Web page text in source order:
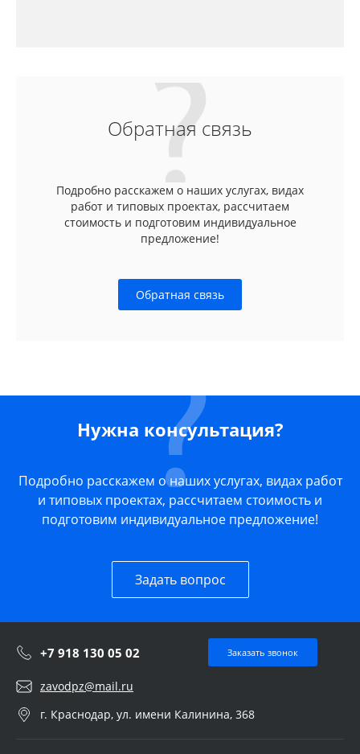
Обратная связь
Подробно расскажем о наших услугах, видах
работ и типовых проектах, рассчитаем
стоимость и подготовим индивидуальное
предложение!
Обратная связь
Нужна консультация?
Подробно расскажем о наших услугах, видах работ
и типовых проектах, рассчитаем стоимость и
подготовим индивидуальное предложение!
Задать вопрос
+7 918 130 05 02 Заказать звонок
zavodpz@mail.ru
г. Краснодар, ул. имени Калинина, 368